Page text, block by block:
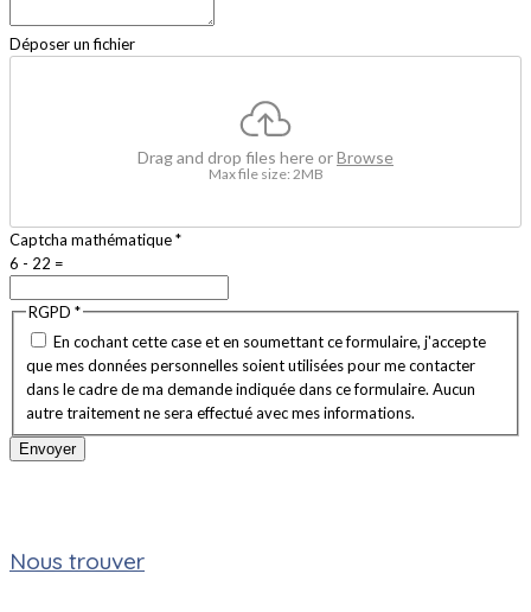
Déposer un fichier
Drag and drop files here orBrowse
Max file size: 2MB
Captcha mathématique*
6 - 22 =
RGPD *
En cochant cette case et en soumettant ce formulaire, j'accepte
que mes données personnelles soient utilisées pour me contacter
dans le cadre de ma demande indiquée dans ce formulaire. Aucun
autre traitement ne sera effectué avec mes informations.
Envoyer
Nous trouver